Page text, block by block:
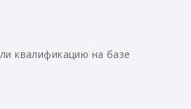
квалификацию на базе